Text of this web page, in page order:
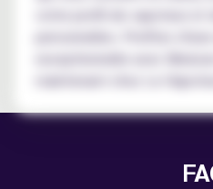
votre profil de vapoteur et
personnelles. Profitez
exceptionnelle avec
maintenant chez Le